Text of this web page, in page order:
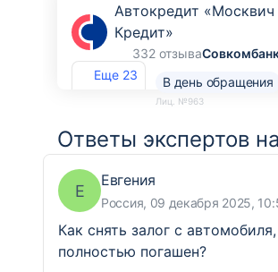
Еще 23
Автокредит
Кредит»
332 отзыва
В день обращения
Лиц. №963
Ответы экспертов
Е
Евгения
Россия, 09 декабря 2025,
Как снять залог с
полностью погашен?